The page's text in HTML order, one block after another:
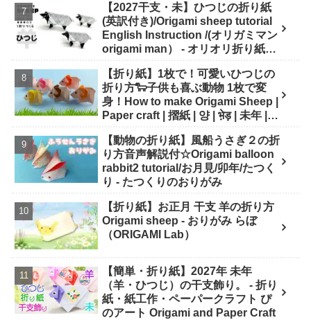
【2027干支・未】ひつじの折り紙
(英訳付き)/Origami sheep tutorial
English Instruction /(オリガミマン
origami man） - オリオリ折り紙マ
房あらき)
【折り紙】1枚で！可愛いひつじの
折り方🐑子供も喜ぶ動物 1枚で変
身！How to make Origami Sheep |
Paper craft | 摺紙 | 양 | भे़ड़ | 未年 |
【動物の折り紙】風船うさぎ２の折
り方音声解説付☆Origami balloon
rabbit2 tutorial/お月見/卯年/たつく
り - たつくりのおりがみ
【折り紙】お正月 干支 羊の折り方
Origami sheep - おりがみ らぼ
（ORIGAMI Lab）
【簡単・折り紙】2027年 未年
（羊・ひつじ）の干支飾り。 - 折り
紙・紙工作・ペーパークラフト ぴ
のアート Origami and Paper Craft